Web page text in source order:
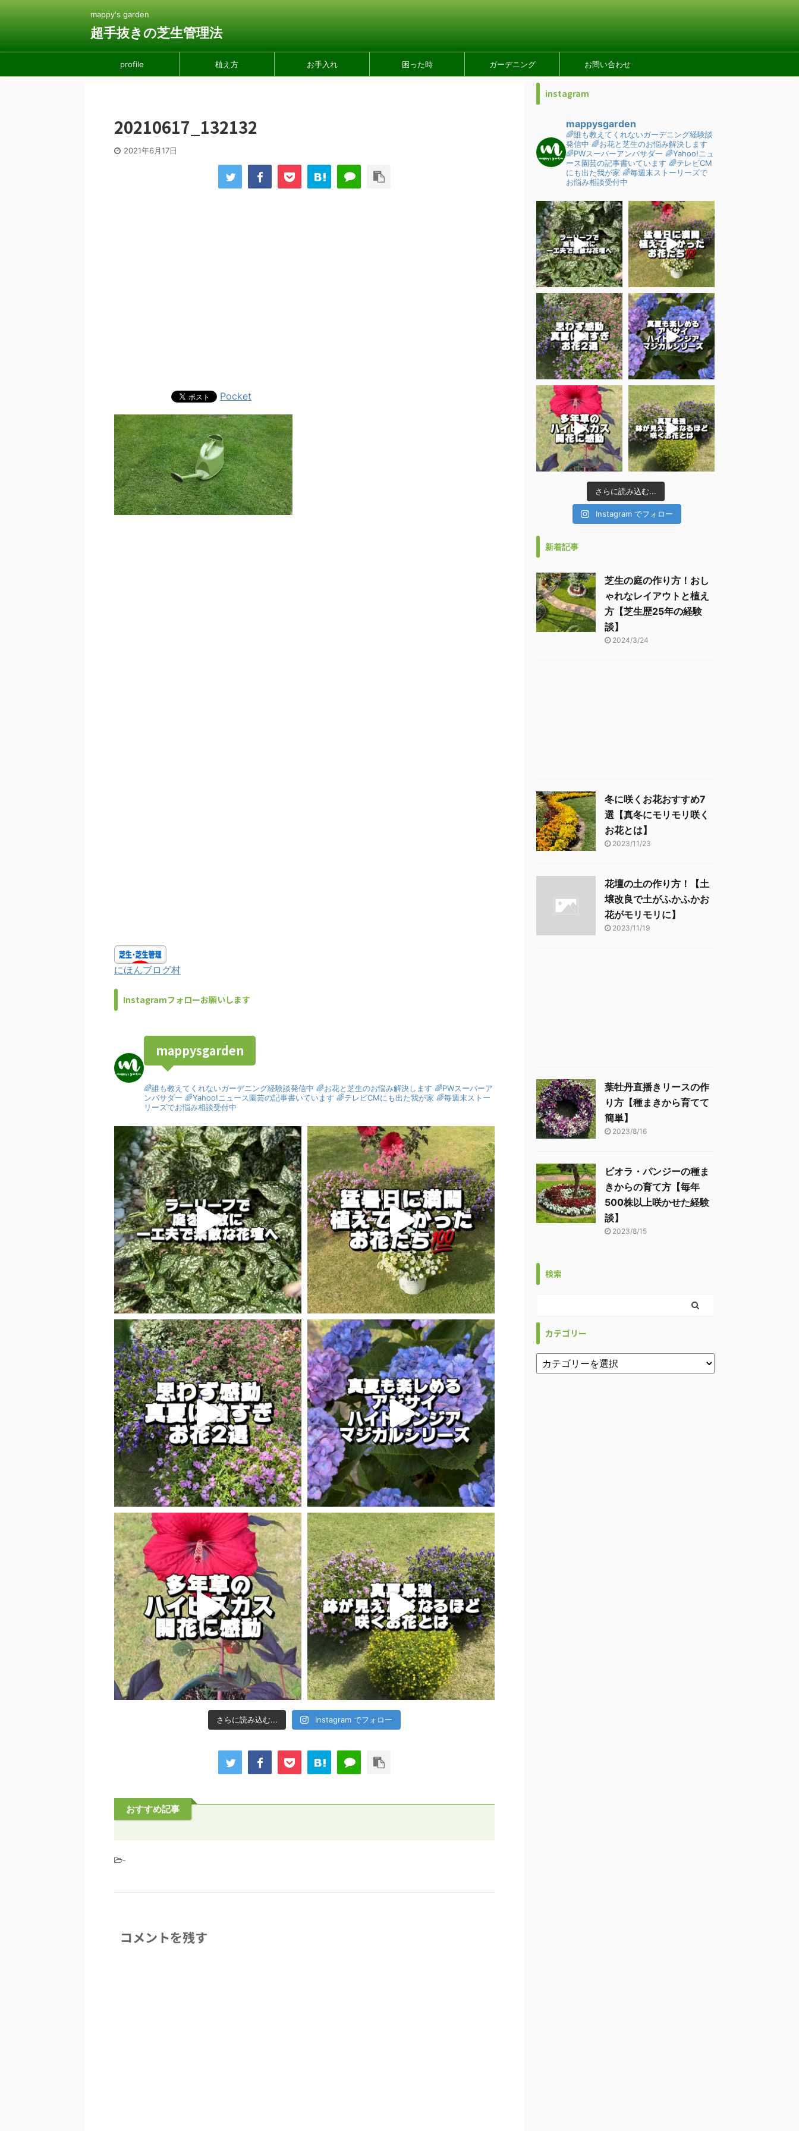
mappy's garden
超手抜きの芝生管理法
profile 植え方 お手入れ 困った時 ガーデニング お問い合わせ
20210617_132132
2021年6月17日
Pocket
にほんブログ村
Instagramフォローお願いします
mappysgarden
🌈誰も教えてくれないガーデニング経験談発信中 🌈お花と芝生のお悩み解決します 🌈PWスーパーア
ンバサダー 🌈Yahoo!ニュース園芸の記事書いています 🌈テレビCMにも出た我が家 🌈毎週末ストー
リーズでお悩み相談受付中
さらに読み込む... Instagram でフォロー
おすすめ記事
-
コメントを残す
instagram
mappysgarden
🌈誰も教えてくれないガーデニング経験談
発信中 🌈お花と芝生のお悩み解決します
🌈PWスーパーアンバサダー 🌈Yahoo!ニュ
ース園芸の記事書いています 🌈テレビCM
にも出た我が家 🌈毎週末ストーリーズで
お悩み相談受付中
さらに読み込む...
Instagram でフォロー
新着記事
芝生の庭の作り方！おし
ゃれなレイアウトと植え
方【芝生歴25年の経験
談】
2024/3/24
冬に咲くお花おすすめ7
選【真冬にモリモリ咲く
お花とは】
2023/11/23
花壇の土の作り方！【土
壌改良で土がふかふかお
花がモリモリに】
2023/11/19
葉牡丹直播きリースの作
り方【種まきから育てて
簡単】
2023/8/16
ビオラ・パンジーの種ま
きからの育て方【毎年
500株以上咲かせた経験
談】
2023/8/15
検索
カテゴリー